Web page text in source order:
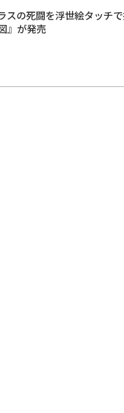
スの死闘を浮世絵タッチ
』が発売